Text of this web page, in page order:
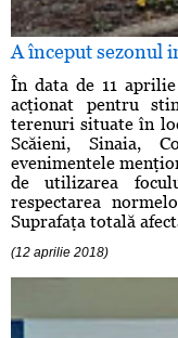
A început sezonul
În data de 11
acţionat pentru
terenuri situate în
Scăieni, Sinaia,
evenimentele
de utilizarea
respectarea
Suprafaţa totală
(12 aprilie 2018)